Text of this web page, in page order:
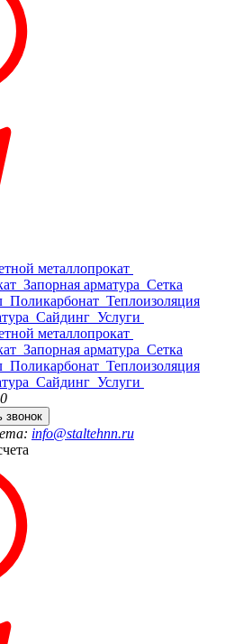
металлопрокат
Запорная арматура Сетка
Поликарбонат Теплоизоляция
Сайдинг Услуги
металлопрокат
Запорная арматура Сетка
Поликарбонат Теплоизоляция
Сайдинг Услуги
звонок
info@staltehnn.ru